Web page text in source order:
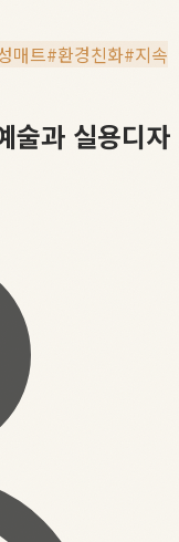
매트#환경친화#지속
술과 실용디자